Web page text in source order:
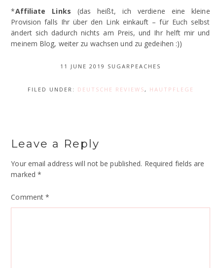
*Affiliate Links (das heißt, ich verdiene eine kleine
Provision falls Ihr über den Link einkauft – für Euch selbst
ändert sich dadurch nichts am Preis, und Ihr helft mir und
meinem Blog, weiter zu wachsen und zu gedeihen :))
11 JUNE 2019 SUGARPEACHES
FILED UNDER: DEUTSCHE REVIEWS, HAUTPFLEGE
Leave a Reply
Your email address will not be published. Required fields are
marked*
Comment*